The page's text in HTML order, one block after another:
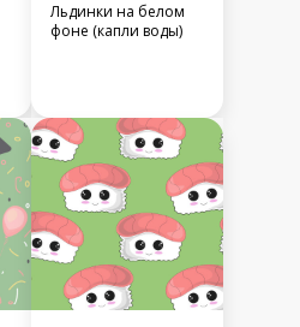
Льдинки на белом
фоне (капли воды)